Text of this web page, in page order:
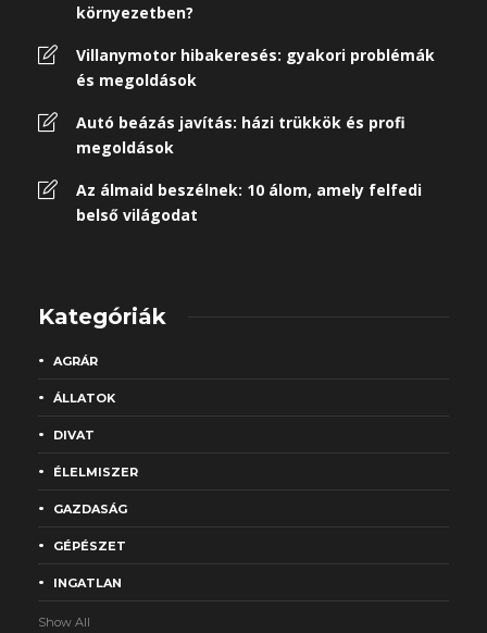
környezetben?
Villanymotor hibakeresés: gyakori problémák
és megoldások
Autó beázás javítás: házi trükkök és profi
megoldások
Az álmaid beszélnek: 10 álom, amely felfedi
belső világodat
Kategóriák
AGRÁR
ÁLLATOK
DIVAT
ÉLELMISZER
GAZDASÁG
GÉPÉSZET
INGATLAN
Show All